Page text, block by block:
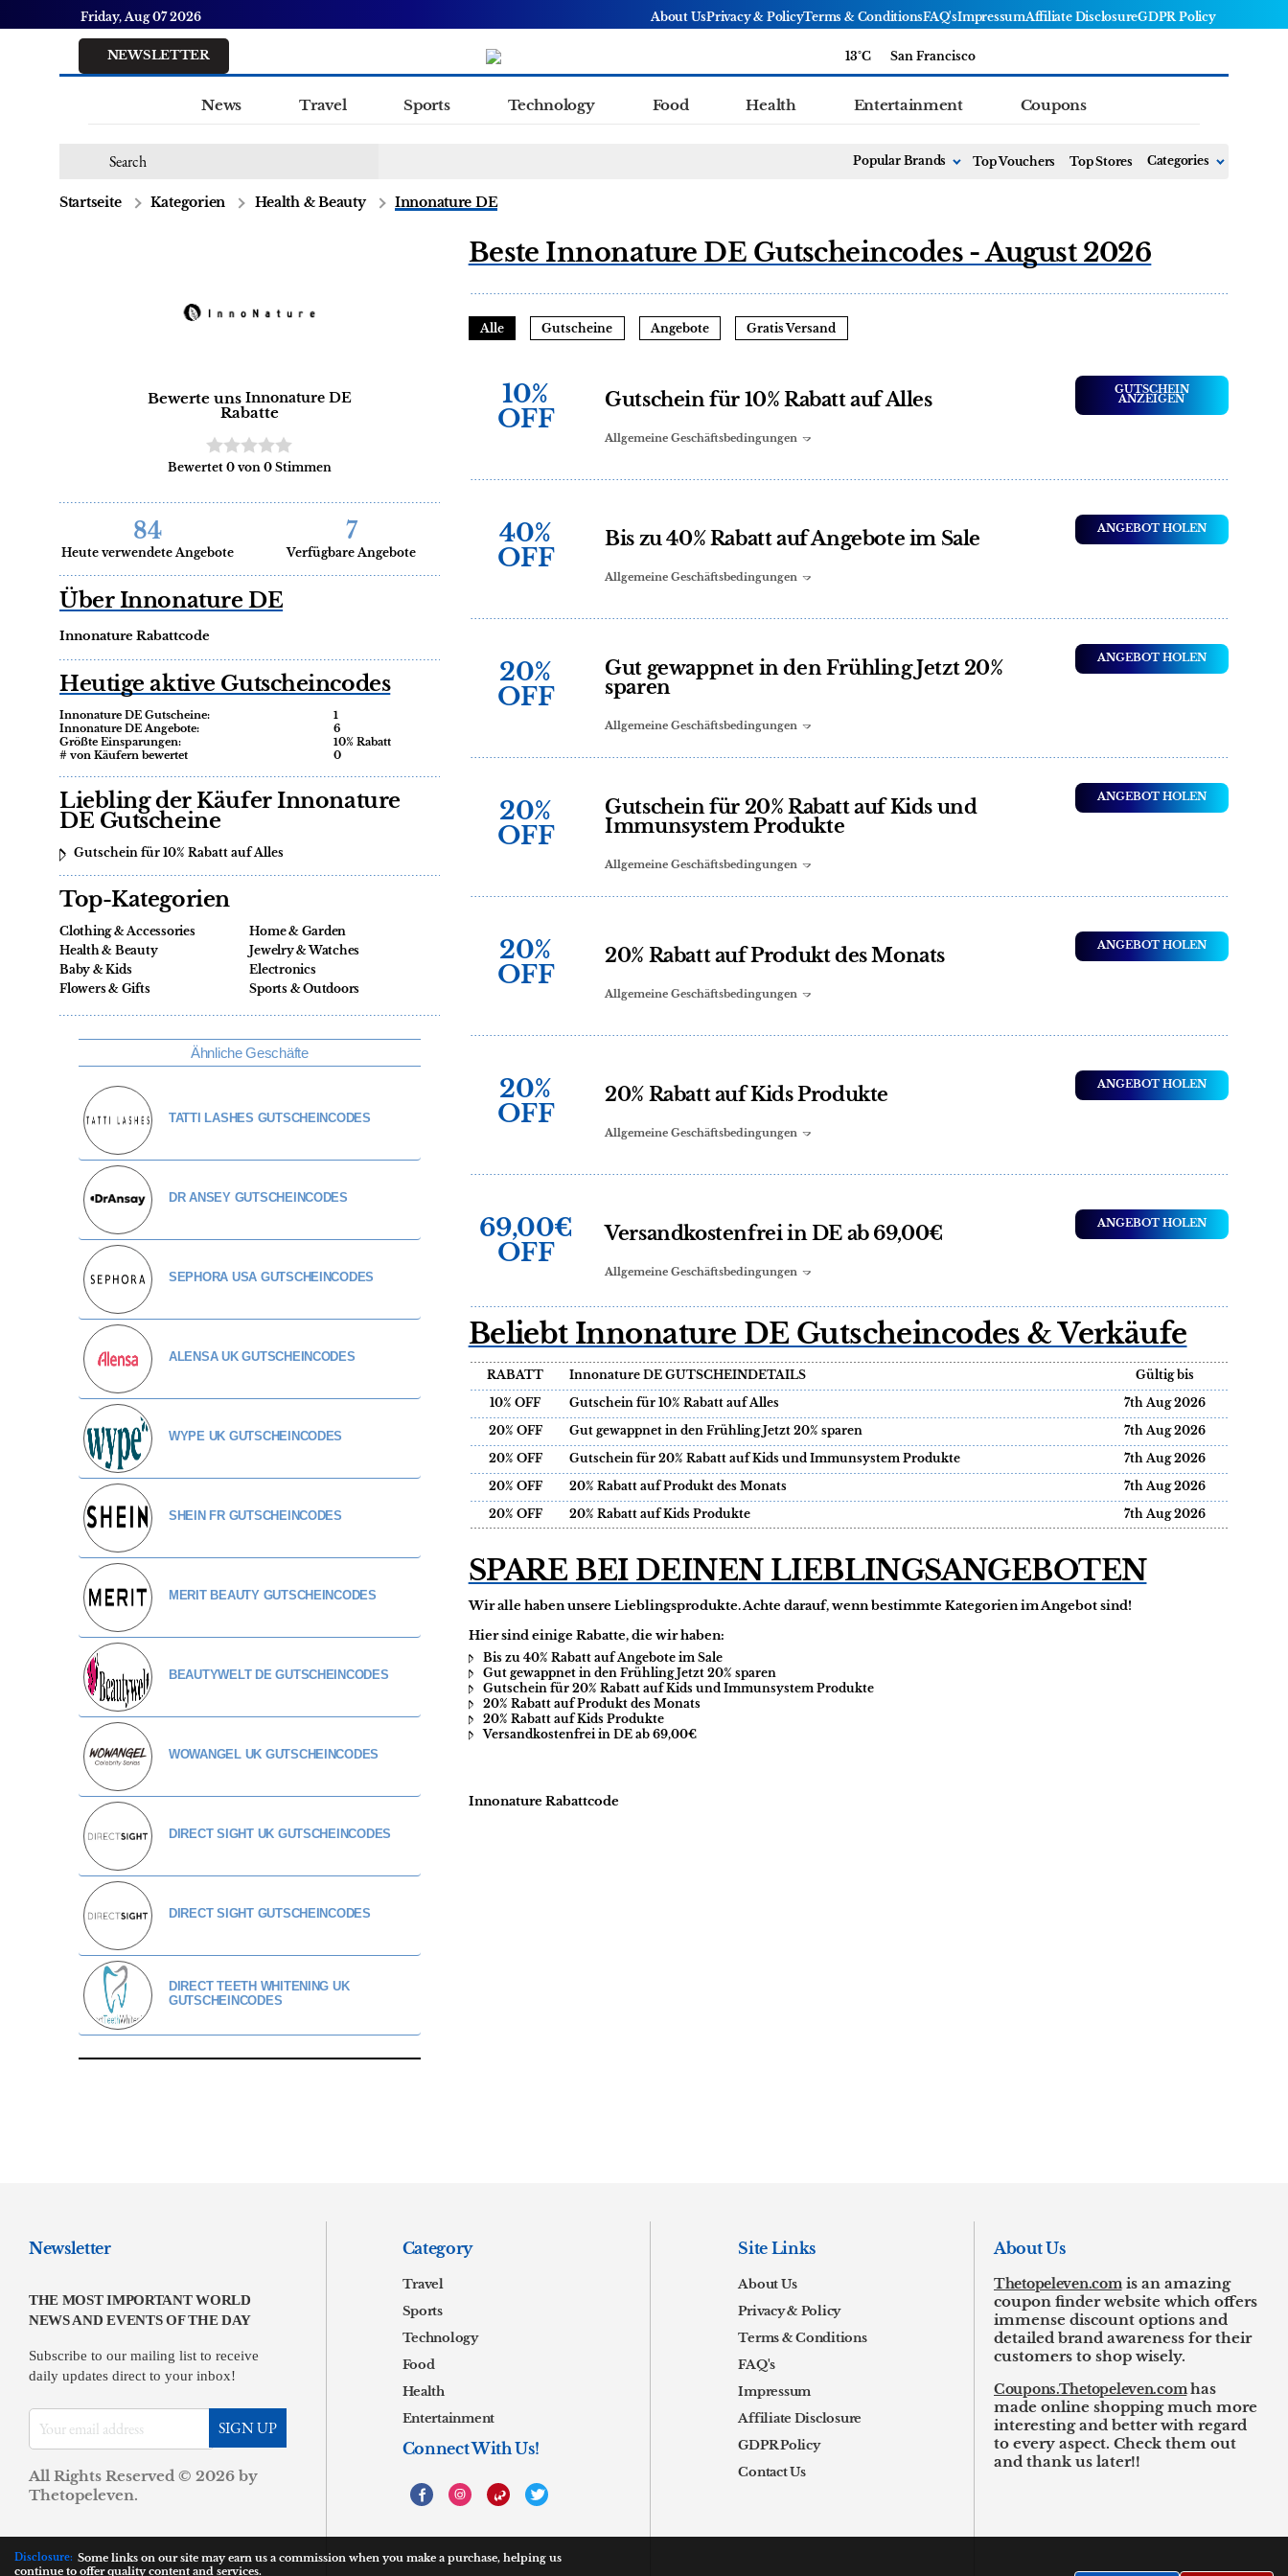
Friday, Aug 07 2026 About UsPrivacy & PolicyTerms & ConditionsFAQ'sImpressumAffiliate DisclosureGDPR Policy
NEWSLETTER 13°C San Francisco
News Travel Sports Technology Food Health Entertainment Coupons
Popular Brands Top Vouchers Top Stores Categories
Startseite Kategorien Health & Beauty Innonature DE
Bewerte uns Innonature DE
Rabatte
Bewertet 0 von 0 Stimmen
84
Heute verwendete Angebote
7
Verfügbare Angebote
Über Innonature DE
Innonature Rabattcode
Heutige aktive Gutscheincodes
Innonature DE Gutscheine:
1
Innonature DE Angebote:
6
Größte Einsparungen:
10% Rabatt
# von Käufern bewertet
0
Liebling der Käufer Innonature
DE Gutscheine
Gutschein für 10% Rabatt auf Alles
Top-Kategorien
Clothing & Accessories
Home & Garden
Health & Beauty
Jewelry & Watches
Baby & Kids
Electronics
Flowers & Gifts
Sports & Outdoors
Ähnliche Geschäfte
TATTI LASHES GUTSCHEINCODES
DR ANSEY GUTSCHEINCODES
SEPHORA USA GUTSCHEINCODES
ALENSA UK GUTSCHEINCODES
WYPE UK GUTSCHEINCODES
SHEIN FR GUTSCHEINCODES
MERIT BEAUTY GUTSCHEINCODES
BEAUTYWELT DE GUTSCHEINCODES
WOWANGEL UK GUTSCHEINCODES
DIRECT SIGHT UK GUTSCHEINCODES
DIRECT SIGHT GUTSCHEINCODES
DIRECT TEETH WHITENING UK
GUTSCHEINCODES
Beste Innonature DE Gutscheincodes - August 2026
Alle Gutscheine Angebote Gratis Versand
10%
OFF
Gutschein für 10% Rabatt auf Alles GUTSCHEIN
ANZEIGEN
Allgemeine Geschäftsbedingungen
40%
OFF
Bis zu 40% Rabatt auf Angebote im Sale ANGEBOT HOLEN
Allgemeine Geschäftsbedingungen
20%
OFF
Gut gewappnet in den Frühling Jetzt 20%
sparen
ANGEBOT HOLEN
Allgemeine Geschäftsbedingungen
20%
OFF
Gutschein für 20% Rabatt auf Kids und
Immunsystem Produkte
ANGEBOT HOLEN
Allgemeine Geschäftsbedingungen
20%
OFF
20% Rabatt auf Produkt des Monats ANGEBOT HOLEN
Allgemeine Geschäftsbedingungen
20%
OFF
20% Rabatt auf Kids Produkte ANGEBOT HOLEN
Allgemeine Geschäftsbedingungen
69,00€
OFF
Versandkostenfrei in DE ab 69,00€ ANGEBOT HOLEN
Allgemeine Geschäftsbedingungen
Beliebt Innonature DE Gutscheincodes & Verkäufe
RABATT Innonature DE GUTSCHEINDETAILS Gültig bis
10% OFF Gutschein für 10% Rabatt auf Alles 7th Aug 2026
20% OFF Gut gewappnet in den Frühling Jetzt 20% sparen 7th Aug 2026
20% OFF Gutschein für 20% Rabatt auf Kids und Immunsystem Produkte 7th Aug 2026
20% OFF 20% Rabatt auf Produkt des Monats 7th Aug 2026
20% OFF 20% Rabatt auf Kids Produkte 7th Aug 2026
SPARE BEI DEINEN LIEBLINGSANGEBOTEN
Wir alle haben unsere Lieblingsprodukte. Achte darauf, wenn bestimmte Kategorien im Angebot sind!
Hier sind einige Rabatte, die wir haben:
Bis zu 40% Rabatt auf Angebote im Sale
Gut gewappnet in den Frühling Jetzt 20% sparen
Gutschein für 20% Rabatt auf Kids und Immunsystem Produkte
20% Rabatt auf Produkt des Monats
20% Rabatt auf Kids Produkte
Versandkostenfrei in DE ab 69,00€
Innonature Rabattcode
Disclosure: Some links on our site may earn us a commission when you make a purchase, helping us
continue to offer quality content and services.
Newsletter
THE MOST IMPORTANT WORLD
NEWS AND EVENTS OF THE DAY
Subscribe to our mailing list to receive
daily updates direct to your inbox!
All Rights Reserved © 2026 by
Thetopeleven.
Category
Travel
Sports
Technology
Food
Health
Entertainment
Connect With Us!
Site Links
About Us
Privacy & Policy
Terms & Conditions
FAQ's
Impressum
Affiliate Disclosure
GDPR Policy
Contact Us
About Us
Thetopeleven.comis an amazing
coupon finder website which offers
immense discount options and
detailed brand awareness for their
customers to shop wisely.
Coupons.Thetopeleven.comhas
made online shopping much more
interesting and better with regard
to every aspect. Check them out
and thank us later!!